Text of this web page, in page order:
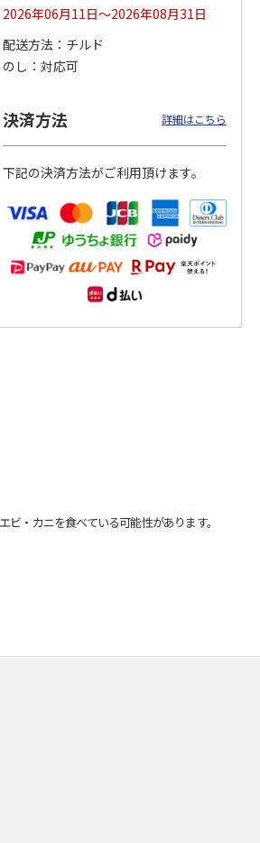
【グリーティング切
円…
4.8（11）
5,500円
4.6（7）
11,000円
2026年06月11日～2026年08月31日
配送方法
チルド
のし
対応可
決済方法 詳細はこちら
下記の決済方法がご利用頂けます。
・カニを食べている可能性があります。